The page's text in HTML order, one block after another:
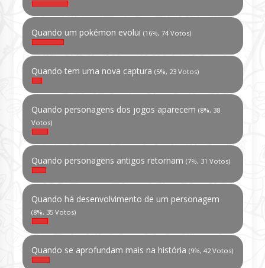
Quando um pokémon evolui (16%, 74 Votos)
Quando tem uma nova captura (5%, 23 Votos)
Quando personagens dos jogos aparecem (8%, 38
Votos)
Quando personagens antigos retornam (7%, 31 Votos)
Quando há desenvolvimento de um personagem
(8%, 35 Votos)
Quando se aprofundam mais na história (9%, 42 Votos)